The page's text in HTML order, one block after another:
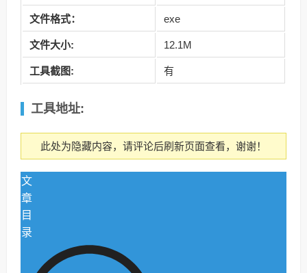
文件格式： exe
文件大小: 12.1M
工具截图: 有
工具地址:
此处为隐藏内容，请评论后刷新页面查看，谢谢！
文
章
目
录